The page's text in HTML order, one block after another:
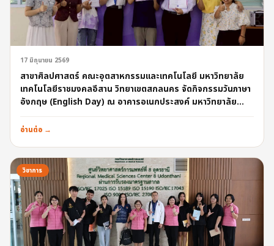
17 มิถุนายน 2569
สาขาศิลปศาสตร์ คณะอุตสาหกรรมและเทคโนโลยี มหาวิทยาลัย
เทคโนโลยีราชมงคลอีสาน วิทยาเขตสกลนคร จัดกิจกรรมวันภาษา
อังกฤษ (English Day) ณ อาคารอเนกประสงค์ มหาวิทยาลัย
อ่านต่อ →
วิชาการ